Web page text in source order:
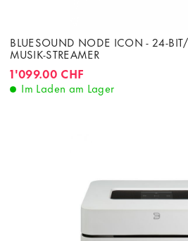
BLUESOUND NODE ICON - 24-BIT/
MUSIK-STREAMER
1'099.00 CHF
Im Laden am Lager